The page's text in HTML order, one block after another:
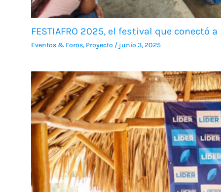
FESTIAFRO 2025, el festival que conectó
Eventos & Foros, Proyecto / junio 3, 2025